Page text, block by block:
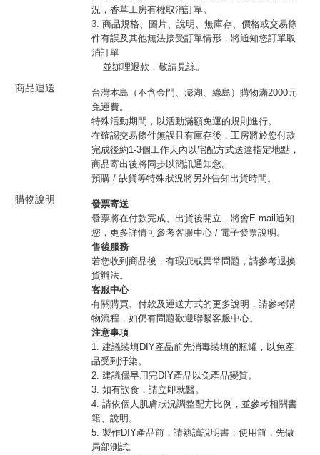
況，香草工房有權取消訂單。
3. 商品規格、圖片、說明、無庫存、價格或交易條
件有誤及其他無法接受訂單情形，將通知您訂單取
消訂單
並辦理退款，敬請見諒。
商品運送
台灣本島（不含金門、澎湖、綠島）購物滿2000元
免運費。
特殊活動期間，以活動滿額免運的規則進行。
在確認交易條件無誤且有庫存後，工房將於您付款
完成後約1-3個工作天內以宅配方式送達指定地點，
商品寄出後將同步以簡訊通知您。
預購 / 缺貨等特殊狀況將另外告知出貨時間。
購物說明
發票寄送
發票將在付款完成、出貨後開立，將會E-mail通知
您，更多詳情可參考客服中心 / 電子發票說明。
售後服務
若您收到商品後，有瑕疵或異常問題，請參考退換
貨辦法。
客服中心
有關購買、付款及運送方式的更多說明，請參考購
物流程，如仍有問題歡迎聯繫客服中心。
注意事項
1. 建議裝填DIY產品前先消毒裝填的瓶罐，以免產
品受到汙染。
2. 建議儘早用完DIY產品以免產品變質。
3. 如有誤食，請立即就醫。
4. 請依個人肌膚狀況調整配方比例，並參考相關書
籍、說明。
5. 製作DIY產品前，請熟讀說明書；使用前，先做
局部測試。